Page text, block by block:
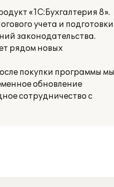
«1С:Бухгалтерия 8».
учета и подготовки
законодательства.
рядом новых
покупки программы мы
обновление
сотрудничество с